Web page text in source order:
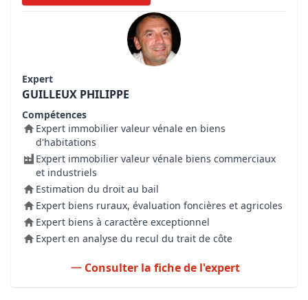
Expert
GUILLEUX PHILIPPE
Compétences
Expert immobilier valeur vénale en biens
d'habitations
Expert immobilier valeur vénale biens commerciaux
et industriels
Estimation du droit au bail
Expert biens ruraux, évaluation foncières et agricoles
Expert biens à caractère exceptionnel
Expert en analyse du recul du trait de côte
Consulter la fiche de l'expert